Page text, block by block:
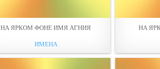
НА ЯРКОМ ФОНЕ ИМЯ АГНИЯ
ИМЕНА
НА